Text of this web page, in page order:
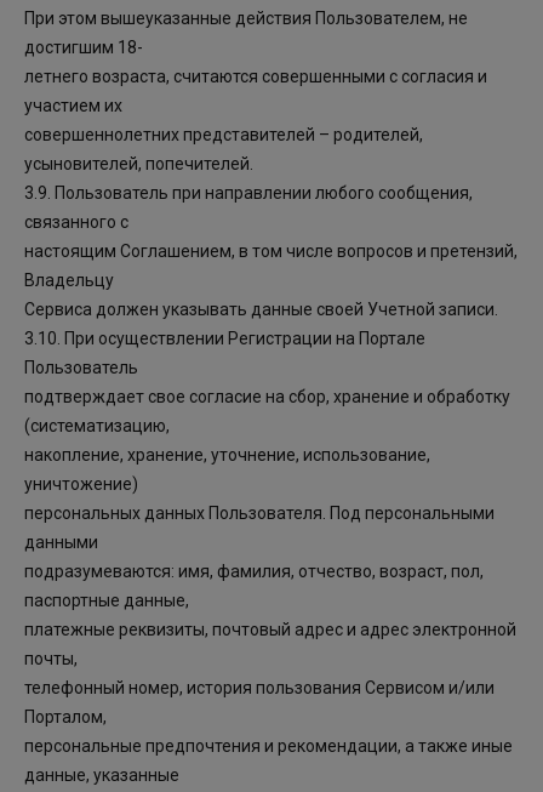
При этом вышеуказанные действия Пользователем, не
достигшим 18-
летнего возраста, считаются совершенными с согласия и
участием их
совершеннолетних представителей – родителей,
усыновителей, попечителей.
3.9. Пользователь при направлении любого сообщения,
связанного с
настоящим Соглашением, в том числе вопросов и претензий,
Владельцу
Сервиса должен указывать данные своей Учетной записи.
3.10. При осуществлении Регистрации на Портале
Пользователь
подтверждает свое согласие на сбор, хранение и обработку
(систематизацию,
накопление, хранение, уточнение, использование,
уничтожение)
персональных данных Пользователя. Под персональными
данными
подразумеваются: имя, фамилия, отчество, возраст, пол,
паспортные данные,
платежные реквизиты, почтовый адрес и адрес электронной
почты,
телефонный номер, история пользования Сервисом и/или
Порталом,
персональные предпочтения и рекомендации, а также иные
данные, указанные